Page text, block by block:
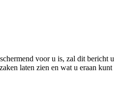
voor u is, zal dit bericht u
laten zien en wat u eraan kunt